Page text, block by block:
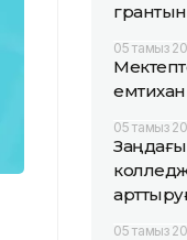
05 тамыз
емтихан
05 тамыз
Заңдағы
05 тамыз